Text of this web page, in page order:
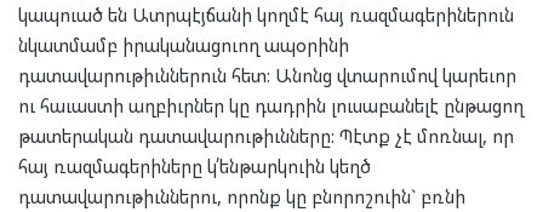
կապուած են Ատրպէյճանի կողմէ հայ ռազմագերիներուն
նկատմամբ իրականացուող ապօրինի
դատավարութիւններուն հետ: Անոնց վտարումով կարեւոր
ու հաւաստի աղբիւրներ կը դադրին լուսաբանելէ ընթացող
թատերական դատավարութիւնները: Պէտք չէ մոռնալ, որ
հայ ռազմագերիները կ՛ենթարկուին կեղծ
դատավարութիւններու, որոնք կը բնորոշուին` բռնի